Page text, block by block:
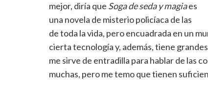
mejor, diría que Soga de seda y magiaes
una novela de misterio policíaca de las
de toda la vida, pero encuadrada en un
cierta tecnología y, además, tiene
me sirve de entradilla para hablar de las
muchas, pero me temo que tienen